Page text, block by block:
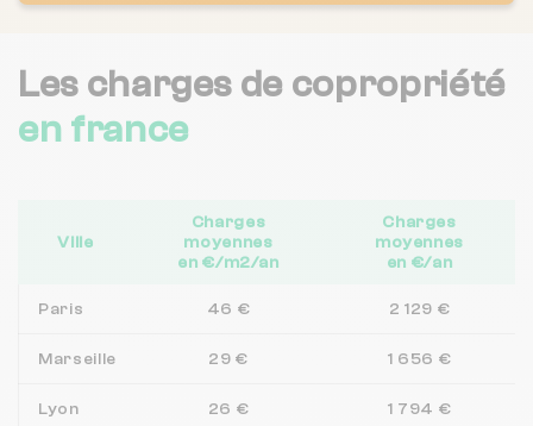
Les charges de copropriété
en france
Ville
Charges
moyennes
en €/m2/an
Charges
moyennes
en €/an
Paris 46 € 2 129 €
Marseille 29 € 1 656 €
Lyon 26 € 1 794 €